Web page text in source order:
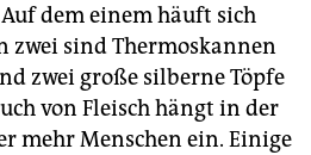
dem einem häuft sich
zwei sind Thermoskannen
zwei große silberne Töpfe
von Fleisch hängt in der
mehr Menschen ein. Einige